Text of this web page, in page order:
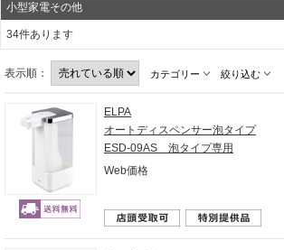
小型家電その他
34件あります
表示順： カテゴリー 絞り込む
ELPA
オートディスペンサー泡タイプ
ESD-09AS 泡タイプ専用
Web価格